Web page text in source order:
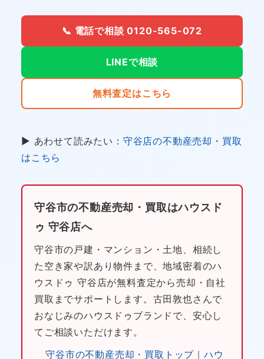
📞 電話で相談 0120-565-072
LINEで相談
無料査定はこちら
▶ あわせて読みたい： 守谷店の不動産売却・買取
はこちら
守谷市の不動産売却・買取はハウスド
ゥ 守谷店へ
守谷市の戸建・マンション・土地、相続し
た空き家や訳あり物件まで、地域密着のハ
ウスドゥ 守谷店が無料査定から売却・自社
買取までサポートします。古田敦也さんで
おなじみのハウスドゥブランドで、安心し
てご相談いただけます。
守谷市の不動産売却・買取トップ｜ハウ